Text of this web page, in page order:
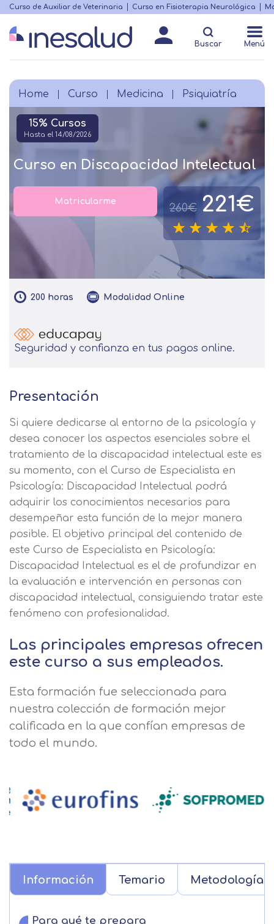
Skip
main
content
Menú
destacado
Curso de Auxiliar de Veterinaria Curso en Fisioterapia Neurológica
Buscar Menú
Breadcrumb
Home Curso Medicina Psiquiatría
15% Cursos
Hasta el 14/08/2026
Curso en Discapacidad Intelectual
260€ 221€
Matricularme
200 horas Modalidad Online
Seguridad y confianza en tus pagos online.
Presentación
Si quiere dedicarse al entorno de la psicología y
desea conocer los aspectos esenciales sobre el
tratamiento de la discapacidad intelectual este es
su momento, con el Curso de Especialista en
Psicología: Discapacidad Intelectual podrá
adquirir los conocimientos necesarios para
desempeñar esta función de la mejor manera
posible. El objetivo principal del contenido de
este Curso de Especialista en Psicología:
Discapacidad Intelectual es el de profundizar en
la evaluación e intervención en personas con
discapacidad intelectual, consiguiendo tratar este
fenómeno con profesionalidad.
Las principales empresas ofrecen
este curso a sus empleados.
Esta formación fue seleccionada para
nuestra colección de formación mejor
calificada en la que confían empresas de
todo el mundo.
Información Temario Metodología
Para qué te prepara
Matricularme